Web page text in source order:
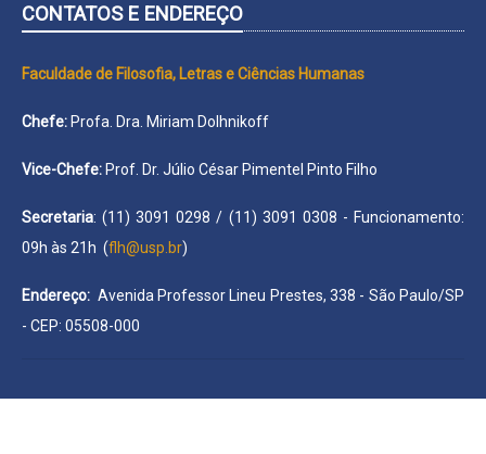
CONTATOS E ENDEREÇO
Faculdade de Filosofia, Letras e Ciências Humanas
Chefe: Profa. Dra. Miriam Dolhnikoff
Vice-Chefe: Prof. Dr. Júlio César Pimentel Pinto Filho
Secretaria: (11) 3091 0298 / (11) 3091 0308 - Funcionamento:
09h às 21h (flh@usp.br)
Endereço: Avenida Professor Lineu Prestes, 338 - São Paulo/SP
- CEP: 05508-000